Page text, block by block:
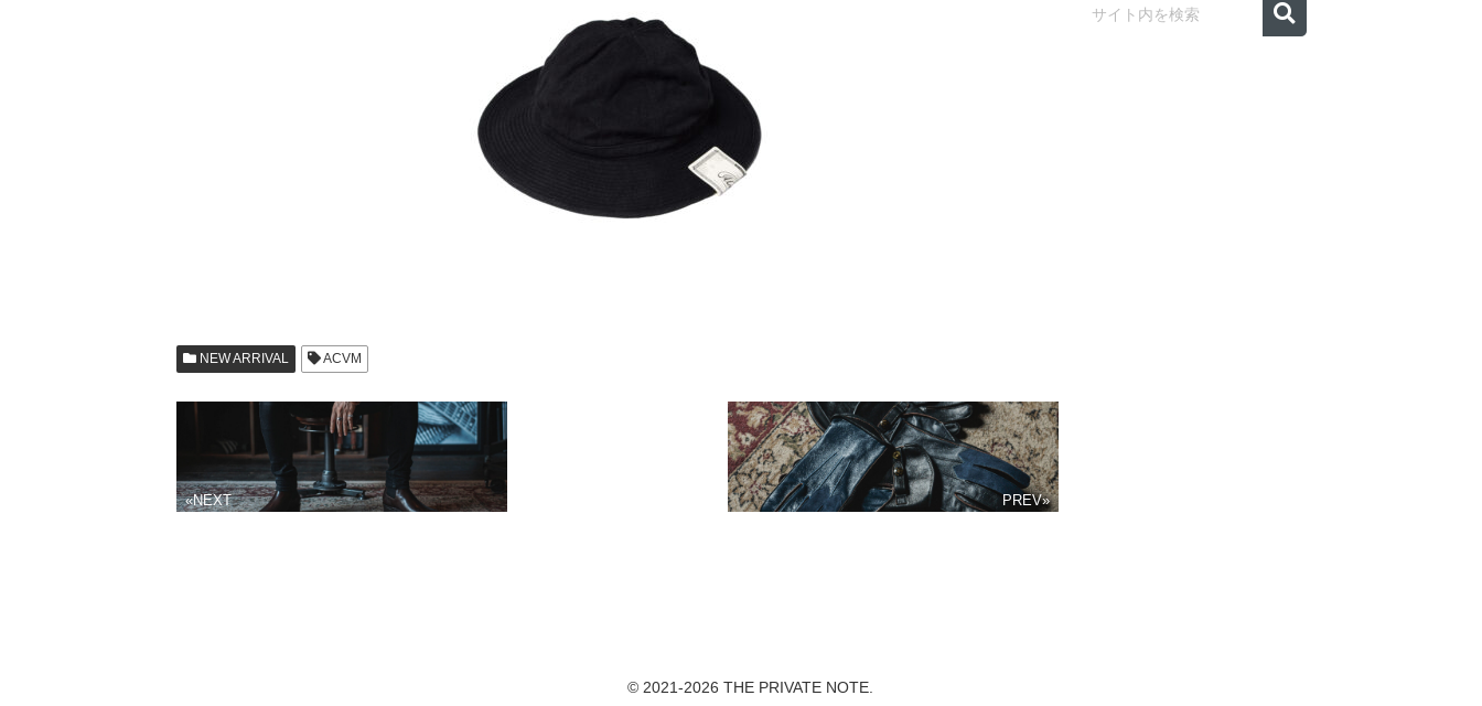
NEW ARRIVAL ACVM
«NEXT PREV»
© 2021-2026 THE PRIVATE NOTE.